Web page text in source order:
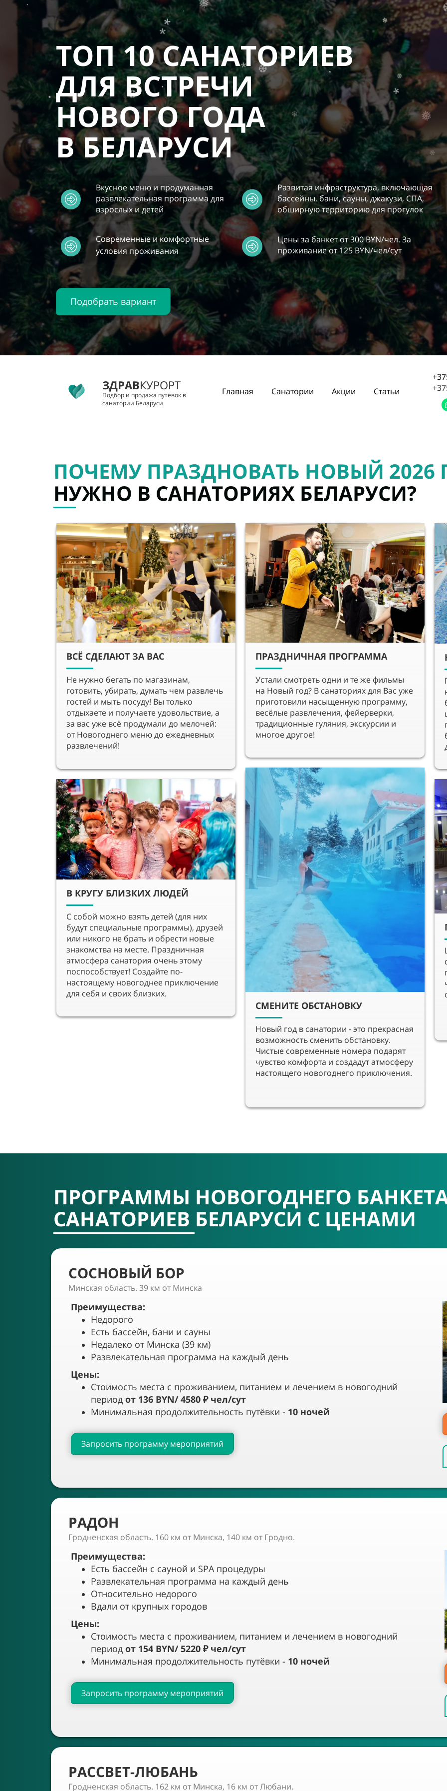
❄
❅
❄
.
.
❆ *
❅
.
❆
*
*
*
.
❅
.
.
.
ТОП 10 САНАТОРИЕВ
ДЛЯ ВСТРЕЧИ
НОВОГО ГОДА
В БЕЛАРУСИ
Вкусное меню и продуманная
развлекательная программа для
взрослых и детей
Современные и комфортные
условия проживания
Развитая инфраструктура, включающая
бассейны, бани, сауны, джакузи, СПА,
обширную территорию для прогулок
Цены за банкет от 300 BYN/чел. За
проживание от 125 BYN/чел/сут
Подобрать вариант
ЗДРАВКУРОРТ
Подбор и продажа путёвок в
санатории Беларуси
Главная Санатории Акции Статьи
ПОЧЕМУ ПРАЗДНОВАТЬ НОВЫЙ 2026
НУЖНО В САНАТОРИЯХ БЕЛАРУСИ?
ВСЁ СДЕЛАЮТ ЗА ВАС
Не нужно бегать по магазинам,
готовить, убирать, думать чем развлечь
гостей и мыть посуду! Вы только
отдыхаете и получаете удовольствие, а
за вас уже всё продумали до мелочей:
от Новогоднего меню до ежедневных
развлечений!
В КРУГУ БЛИЗКИХ ЛЮДЕЙ
С собой можно взять детей (для них
будут специальные программы), друзей
или никого не брать и обрести новые
знакомства на месте. Праздничная
атмосфера санатория очень этому
поспособствует! Создайте по-
настоящему новогоднее приключение
для себя и своих близких.
ПРАЗДНИЧНАЯ ПРОГРАММА
Устали смотреть одни и те же фильмы
на Новый год? В санаториях для Вас уже
приготовили насыщенную программу,
весёлые развлечения, фейерверки,
традиционные гуляния, экскурсии и
многое другое!
СМЕНИТЕ ОБСТАНОВКУ
Новый год в санатории - это прекрасная
возможность сменить обстановку.
Чистые современные номера подарят
чувство комфорта и создадут атмосферу
настоящего новогоднего приключения.
ПРОГРАММЫ НОВОГОДНЕГО
САНАТОРИЕВ БЕЛАРУСИ С ЦЕНАМИ
СОСНОВЫЙ БОР
Минская область. 39 км от Минска
Преимущества:
Недорого
Есть бассейн, бани и сауны
Недалеко от Минска (39 км)
Развлекательная программа на каждый день
Цены:
Стоимость места с проживанием, питанием и лечением в новогодний
период от 136 BYN/ 4580 ₽ чел/сут
Минимальная продолжительность путёвки - 10 ночей
Запросить программу мероприятий
РАДОН
Гродненская область. 160 км от Минска, 140 км от Гродно.
Преимущества:
Есть бассейн с сауной и SPA процедуры
Развлекательная программа на каждый день
Относительно недорого
Вдали от крупных городов
Цены:
Стоимость места с проживанием, питанием и лечением в новогодний
период от 154 BYN/ 5220 ₽ чел/сут
Минимальная продолжительность путёвки - 10 ночей
Запросить программу мероприятий
РАССВЕТ-ЛЮБАНЬ
Гродненская область. 162 км от Минска, 16 км от Любани.